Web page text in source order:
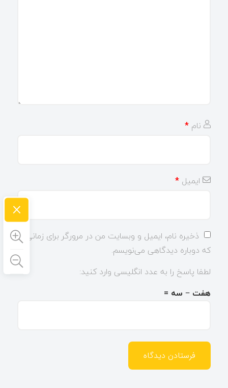
نام *
ایمیل *
ذخیره نام، ایمیل و وبسایت من در مرورگر برای زمانی
که دوباره دیدگاهی می‌نویسم.
لطفا پاسخ را به عدد انگلیسی وارد کنید:
هفت − سه =
×